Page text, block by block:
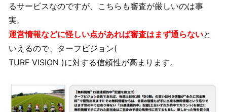
るサービスなのですが、こちらも審査が厳しいのは事
実。
運営情報などに怪しい点があれば審査はまず通らないと
いえるので、ターフビジョン(
TURF VISION )に対する信頼性が高まります。